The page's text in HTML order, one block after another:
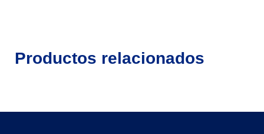
Productos relacionados